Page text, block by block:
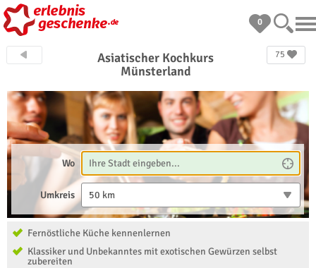
0
75
Asiatischer Kochkurs
Münsterland
Wo
Umkreis 50 km
Fernöstliche Küche kennenlernen
Klassiker und Unbekanntes mit exotischen Gewürzen selbst
zubereiten